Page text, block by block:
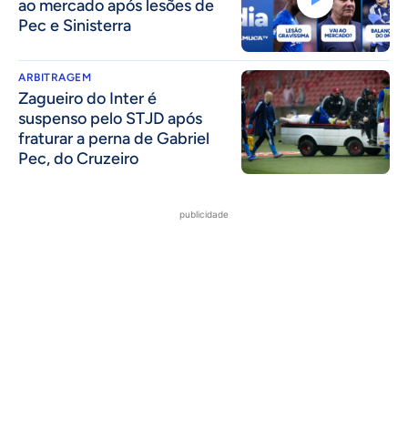
ao mercado após lesões de
Pec e Sinisterra
ARBITRAGEM
Zagueiro do Inter é
suspenso pelo STJD após
fraturar a perna de Gabriel
Pec, do Cruzeiro
publicidade